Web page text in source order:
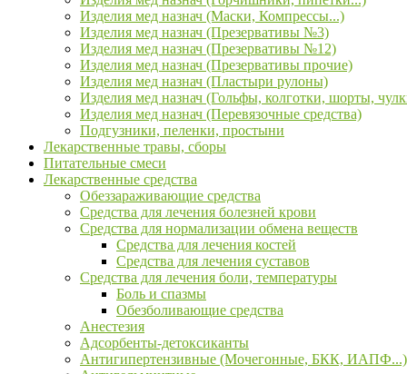
Изделия мед назнач (Маски, Компрессы...)
Изделия мед назнач (Презервативы №3)
Изделия мед назнач (Презервативы №12)
Изделия мед назнач (Презервативы прочие)
Изделия мед назнач (Пластыри рулоны)
Изделия мед назнач (Гольфы, колготки, шорты,
Изделия мед назнач (Перевязочные средства)
Подгузники, пеленки, простыни
Лекарственные травы, сборы
Питательные смеси
Лекарственные средства
Обеззараживающие средства
Средства для лечения болезней крови
Средства для нормализации обмена веществ
Средства для лечения костей
Средства для лечения суставов
Средства для лечения боли, температуры
Боль и спазмы
Обезболивающие средства
Анестезия
Адсорбенты-детоксиканты
Антигипертензивные (Мочегонные, БКК, ИАПФ...)